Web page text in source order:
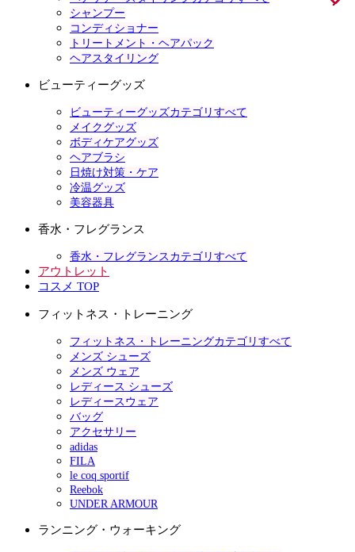
シャンプー
コンディショナー
トリートメント・ヘアパック
ヘアスタイリング
ビューティーグッズ
ビューティーグッズカテゴリすべて
メイクグッズ
ボディケアグッズ
ヘアブラシ
日焼け対策・ケア
冷温グッズ
美容器具
香水・フレグランス
香水・フレグランスカテゴリすべて
アウトレット
コスメ TOP
フィットネス・トレーニング
フィットネス・トレーニングカテゴリすべて
メンズ シューズ
メンズ ウェア
レディース シューズ
レディースウェア
バッグ
アクセサリー
adidas
FILA
le coq sportif
Reebok
UNDER ARMOUR
ランニング・ウォーキング